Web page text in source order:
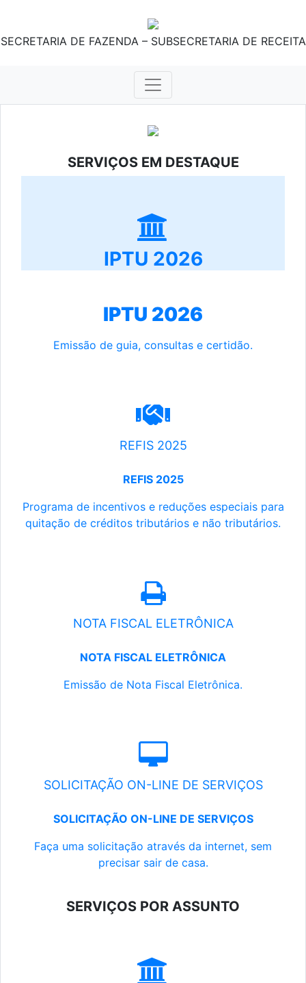
SECRETARIA DE FAZENDA – SUBSECRETARIA DE RECEITA
SERVIÇOS EM DESTAQUE
IPTU 2026
IPTU 2026
Emissão de guia, consultas e certidão.
REFIS 2025
REFIS 2025
Programa de incentivos e reduções especiais para
quitação de créditos tributários e não tributários.
NOTA FISCAL ELETRÔNICA
NOTA FISCAL ELETRÔNICA
Emissão de Nota Fiscal Eletrônica.
SOLICITAÇÃO ON-LINE DE SERVIÇOS
SOLICITAÇÃO ON-LINE DE SERVIÇOS
Faça uma solicitação através da internet, sem
precisar sair de casa.
SERVIÇOS POR ASSUNTO